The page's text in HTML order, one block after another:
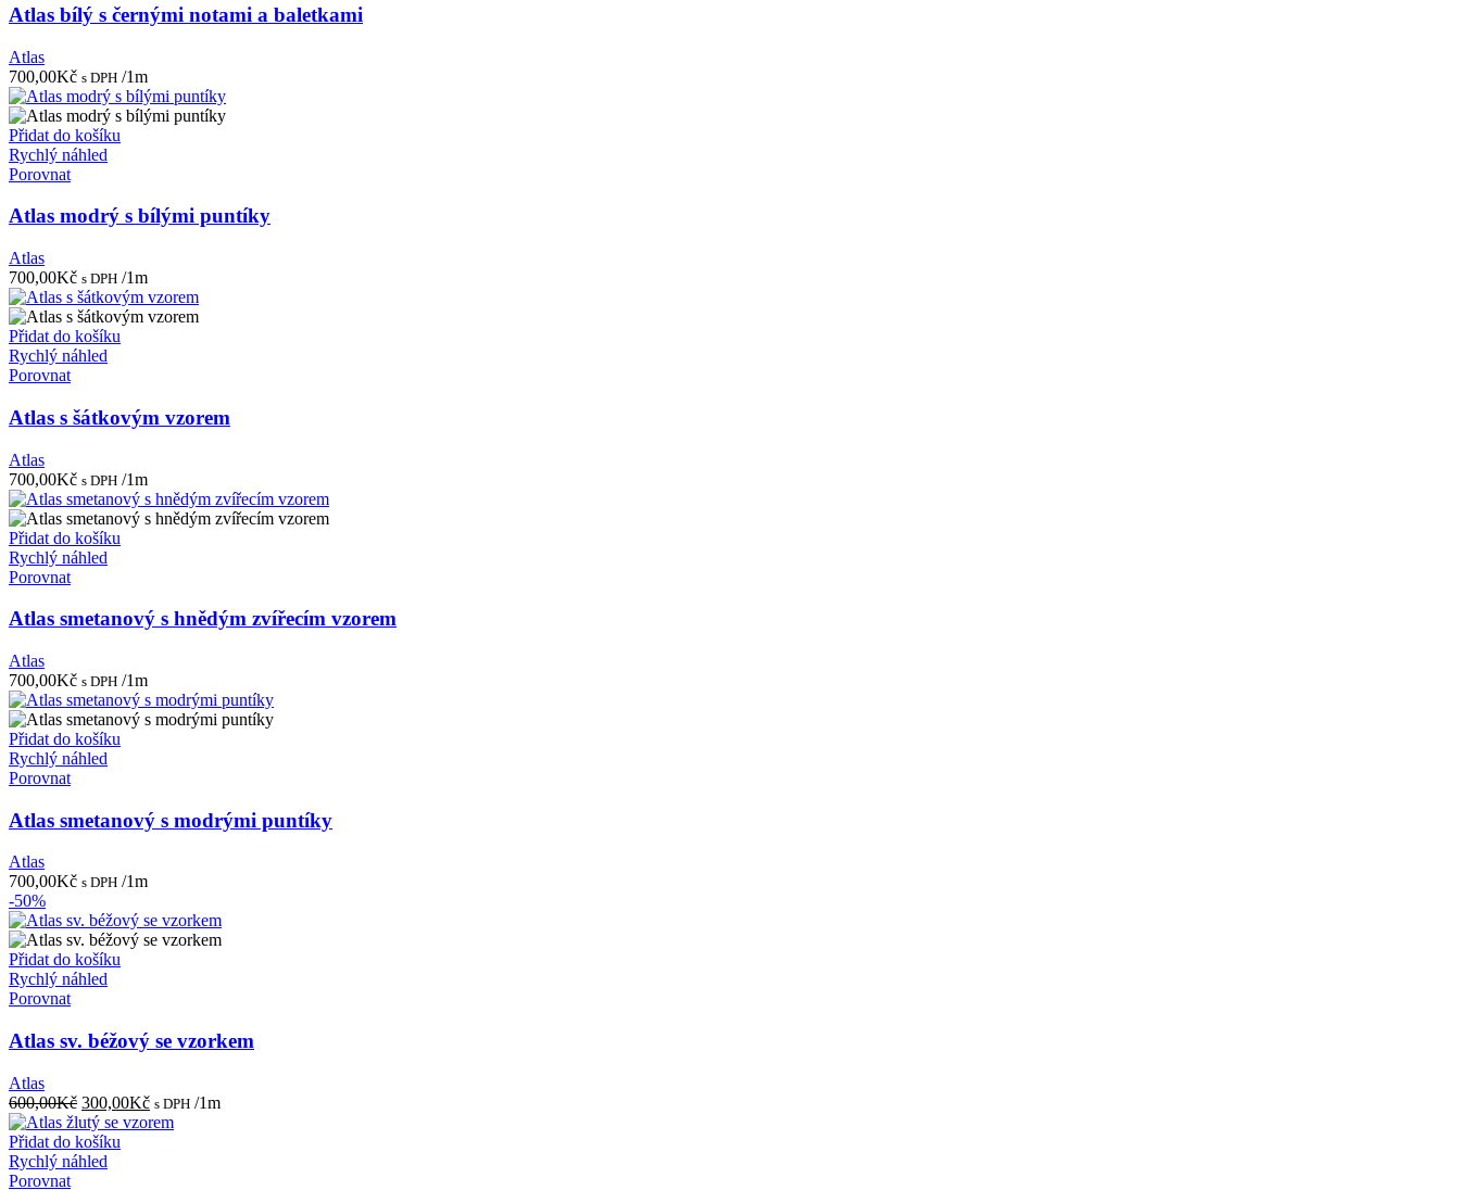
Atlas bílý s černými notami a baletkami
Atlas
700,00Kč s DPH /1m
Přidat do košíku
Rychlý náhled
Porovnat
Atlas modrý s bílými puntíky
Atlas
700,00Kč s DPH /1m
Přidat do košíku
Rychlý náhled
Porovnat
Atlas s šátkovým vzorem
Atlas
700,00Kč s DPH /1m
Přidat do košíku
Rychlý náhled
Porovnat
Atlas smetanový s hnědým zvířecím vzorem
Atlas
700,00Kč s DPH /1m
Přidat do košíku
Rychlý náhled
Porovnat
Atlas smetanový s modrými puntíky
Atlas
700,00Kč s DPH /1m
-50%
Přidat do košíku
Rychlý náhled
Porovnat
Atlas sv. béžový se vzorkem
Atlas
600,00Kč Původní
cena
byla:
600,00Kč.
300,00KčAktuální
cena
s DPH /1m
Přidat do košíku
Rychlý náhled
Porovnat